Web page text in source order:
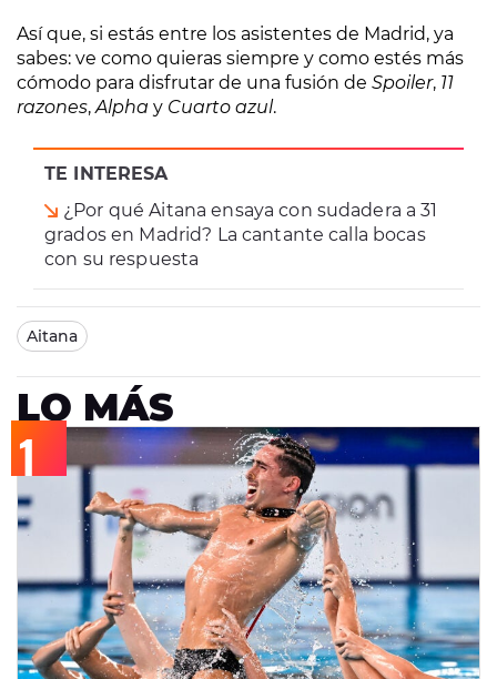
TE INTERESA
¿Por qué Aitana ensaya con sudadera a 31
grados en Madrid? La cantante calla bocas
con su respuesta
Así que, si estás entre los asistentes de Madrid, ya
sabes: ve como quieras siempre y como estés más
cómodo para disfrutar de una fusión de Spoiler, 11
razones,Alpha y Cuarto azul.
Aitana
LO MÁS